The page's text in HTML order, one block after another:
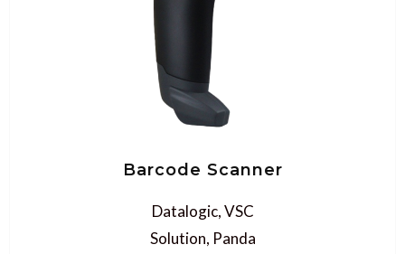
Barcode Scanner
Datalogic, VSC
Solution, Panda